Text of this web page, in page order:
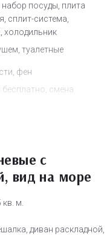
посуды, плита
сплит-система,
холодильник
туалетные
фен
бесплатно, смена
с
вид на море
кв. м.
диван раскладной,